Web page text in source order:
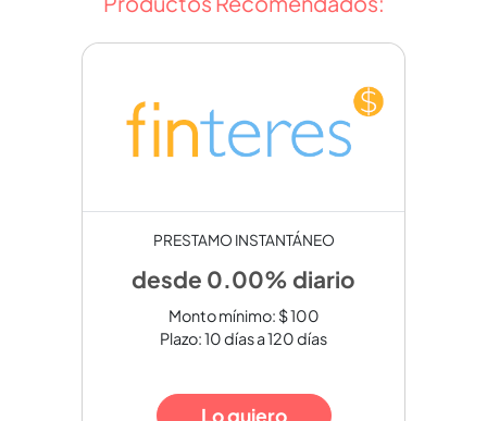
PRESTAMO INSTANTÁNEO
desde 0.00% diario
Monto mínimo: $ 100
Plazo: 10 días a 120 días
Lo quiero